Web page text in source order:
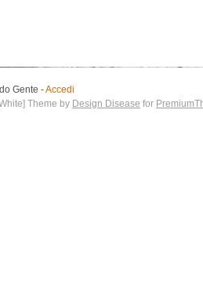
Gente -Accedi
Theme by Design Disease for